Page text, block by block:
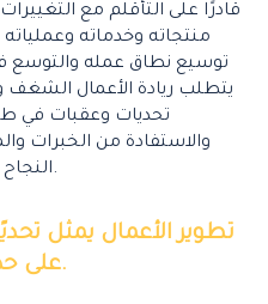
قادرًا على التأقلم مع
منتجاته وخدماته وعملياته
توسيع نطاق عمله والتوسع
يتطلب ريادة الأعمال الشغف
تحديات وعقبات في
والاستفادة من الخبرات
النجاح وتحويل فكرته إلى مشروع مزدهر.
تطوير الأعمال يمثل
على حد سواء.